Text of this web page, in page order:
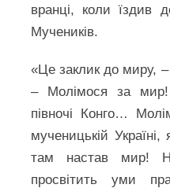
вранці, коли їздив
Мучеників.
«Це заклик до миру,
– Молімося за
півночі Конго…
мученицькій
там настав мир!
просвітить уми